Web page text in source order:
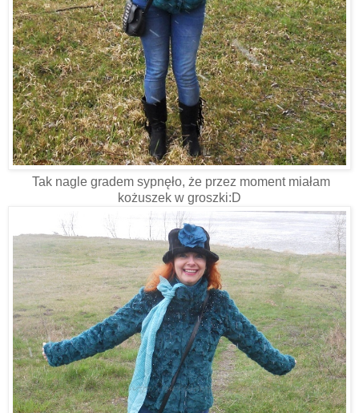
Tak nagle gradem sypnęło, że przez moment miałam
kożuszek w groszki:D